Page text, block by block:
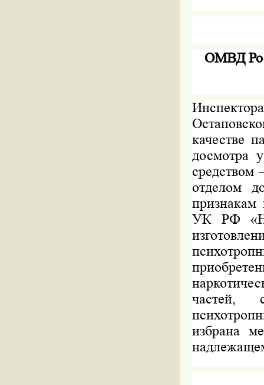
ОМВД
качестве
досмотра
средством
отделом
признакам
УК РФ
частей,
избрана